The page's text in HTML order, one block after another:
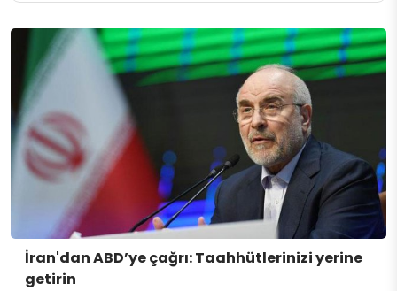
İran'dan ABD’ye çağrı: Taahhütlerinizi yerine
getirin